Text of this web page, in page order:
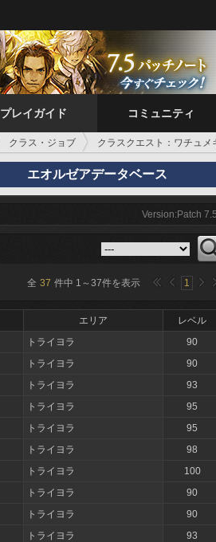
プレイガイド コミュニティ
クラス・ジョブ クラスクエスト：ワチュメ
エオルゼアデータベース
Version:Patch
全 37 件中 1 ～37件を表示 1
エリア
レベル
トライヨラ
90
トライヨラ
90
トライヨラ
93
トライヨラ
95
トライヨラ
95
トライヨラ
98
トライヨラ
100
トライヨラ
90
トライヨラ
90
トライヨラ
93